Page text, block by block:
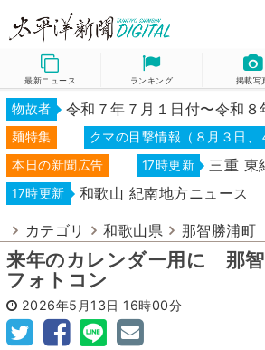
最新ニュース ランキング 掲載写
物故者 令和７年７月１日付〜令和８
麺特集 クマの目撃情報（８月３日、
本日の新聞広告 17時更新 三重 東
17時更新 和歌山 紀南地方ニュース
カテゴリ 和歌山県 那智勝浦町
来年のカレンダー用に 那智
フォトコン
2026年5月13日 16時00分